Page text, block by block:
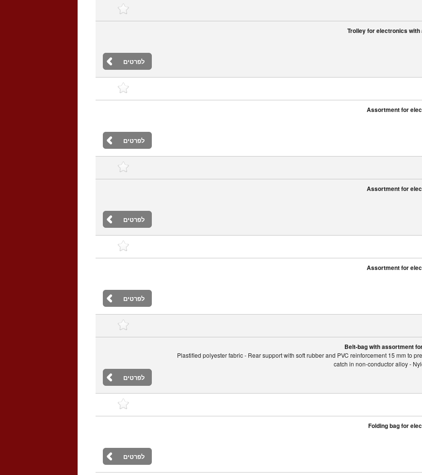
Trolley for electronics
לפרטים
Assortment for
לפרטים
Assortment for
לפרטים
Assortment for
לפרטים
Belt-bag with assortment
Plastified polyester fabric - Rear support with soft rubber and PVC reinforcement 15 mm to
catch in non-conductor alloy -
לפרטים
Folding bag for
לפרטים